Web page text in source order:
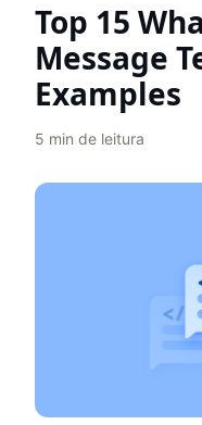
Top 15
Message
Examples
5 min de leitura